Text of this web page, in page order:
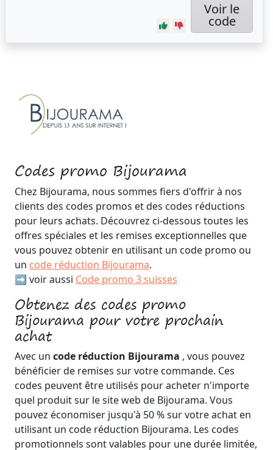
Codes promo Bijourama
Chez Bijourama, nous sommes fiers d'offrir à nos
clients des codes promos et des codes réductions
pour leurs achats. Découvrez ci-dessous toutes les
offres spéciales et les remises exceptionnelles que
vous pouvez obtenir en utilisant un code promo ou
un code réduction Bijourama.
➡️ voir aussi Code promo 3 suisses
Obtenez des codes promo
Bijourama pour votre prochain
achat
Avec un code réduction Bijourama , vous pouvez
bénéficier de remises sur votre commande. Ces
codes peuvent être utilisés pour acheter n'importe
quel produit sur le site web de Bijourama. Vous
pouvez économiser jusqu'à 50 % sur votre achat en
utilisant un code réduction Bijourama. Les codes
promotionnels sont valables pour une durée limitée,
Voir le
code